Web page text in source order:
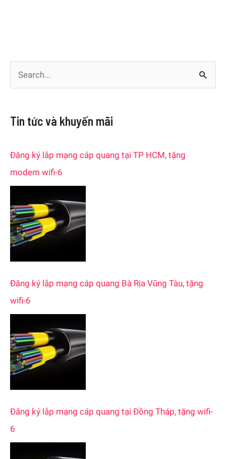
r
:
Tin tức và khuyến mãi
Đăng ký lắp mạng cáp quang tại TP HCM, tặng
modem wifi-6
Đăng ký lắp mạng cáp quang Bà Rịa Vũng Tàu, tặng
wifi-6
Đăng ký lắp mạng cáp quang tại Đồng Tháp, tặng wifi-
6